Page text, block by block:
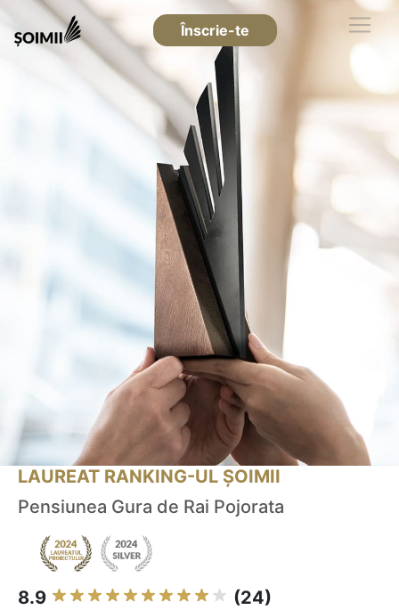
Înscrie-te
LAUREAT RANKING-UL ȘOIMII
Pensiunea Gura de Rai Pojorata
8.9 (24)